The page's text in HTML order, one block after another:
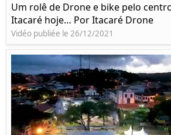
Um rolê de Drone e bike pelo
Itacaré hoje… Por Itacaré Drone
Vidéo publiée le 26/12/2021